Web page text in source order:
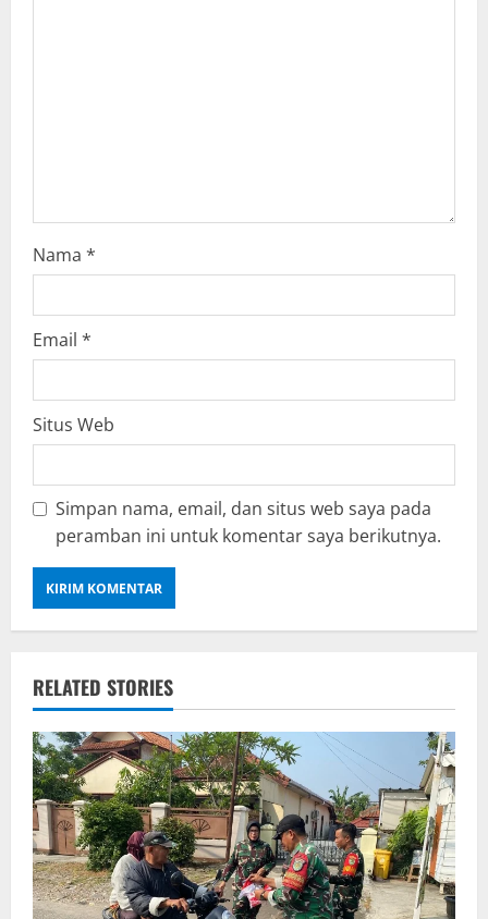
Nama *
Email *
Situs Web
Simpan nama, email, dan situs web saya pada
peramban ini untuk komentar saya berikutnya.
RELATED STORIES